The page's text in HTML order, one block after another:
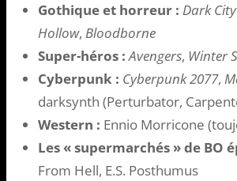
Gothique et horreur : Dark City
Hollow, Bloodborne
Super-héros : Avengers, Winter
Cyberpunk : Cyberpunk 2077,
darksynth (Perturbator,
Western : Ennio Morricone
Les « supermarchés » de BO
From Hell, E.S. Posthumus